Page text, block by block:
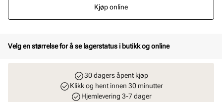
Kjøp online
Velg en størrelse for å se lagerstatus i butikk og online
30 dagers åpent kjøp
Klikk og hent innen 30 minutter
Hjemlevering 3-7 dager